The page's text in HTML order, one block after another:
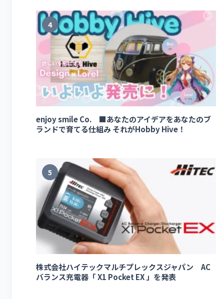
4
enjoy smile Co. ■あなたのアイデアをあなたのブ
ランドで育てる仕組み それがHobby Hive！
5
株式会社ハイテックマルチプレックスジャパン AC
バランス充電器「 X1 Pocket EX 」を発表